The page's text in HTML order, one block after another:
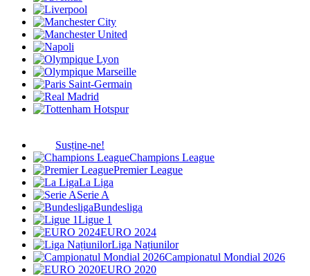
Susține-ne!
Champions League
Premier League
La Liga
Serie A
Bundesliga
Ligue 1
EURO 2024
Liga Națiunilor
Campionatul Mondial 2026
EURO 2020